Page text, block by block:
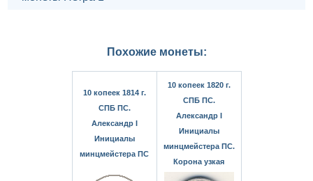
Похожие монеты:
10 копеек 1814 г.
СПБ ПС.
Александр I
Инициалы
минцмейстера ПС
10 копеек 1820 г.
СПБ ПС.
Александр I
Инициалы
минцмейстера ПС.
Корона узкая